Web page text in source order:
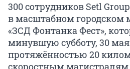
300 сотрудников Setl
в масштабном городском
«ЗСД Фонтанка Фест»,
минувшую субботу, 30
протяжённостью 20
скоростным магистралям